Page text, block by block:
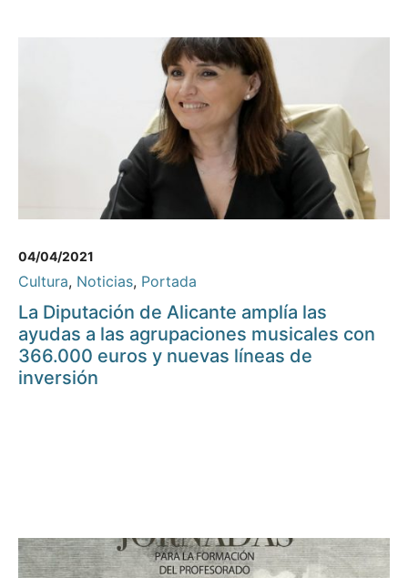
04/04/2021
Cultura, Noticias, Portada
La Diputación de Alicante amplía las
ayudas a las agrupaciones musicales con
366.000 euros y nuevas líneas de
inversión